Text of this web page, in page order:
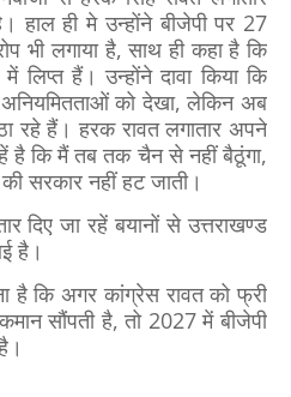
हाल ही मे उन्होंने बीजेपी पर 27
भी लगाया है, साथ ही कहा है कि
में लिप्त हैं। उन्होंने दावा किया कि
को देखा, लेकिन अब
रहे हैं। हरक रावत लगातार अपने
है कि मैं तब तक चैन से नहीं बैठूंगा,
सरकार नहीं हट जाती।
दिए जा रहें बयानों से उत्तराखण्ड
है।
है कि अगर कांग्रेस रावत को फ्री
सौंपती है, तो 2027 में बीजेपी